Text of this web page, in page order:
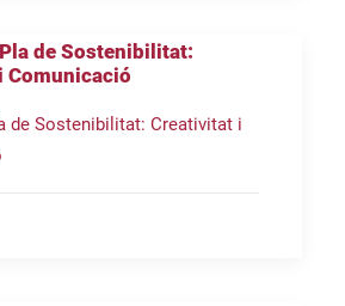
de Sostenibilitat:
Comunicació
de Sostenibilitat: Creativitat i